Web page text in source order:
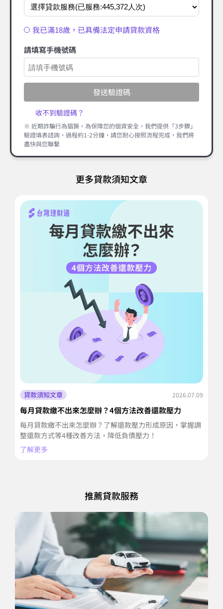
我已滿18歲，已具備法定申請貸款資格
請填寫手機號碼
發送驗證碼
收不到驗證碼？
※ 近期詐騙行為猖獗，為保障您的個資安全，我們提供「3步驟」
驗證填表諮詢，過程約1-2分鐘，請您耐心按照流程完成，我們將
盡快與您聯繫
更多貸款須知文章
貸款須知文章 2026.07.09
每月貸款繳不出來怎麼辦？4個方法改善還款壓力
每月貸款繳不出來怎麼辦？了解還款壓力形成原因，掌握調
整還款方式等4種改善方法，降低負債壓力！
了解更多
推薦貸款服務